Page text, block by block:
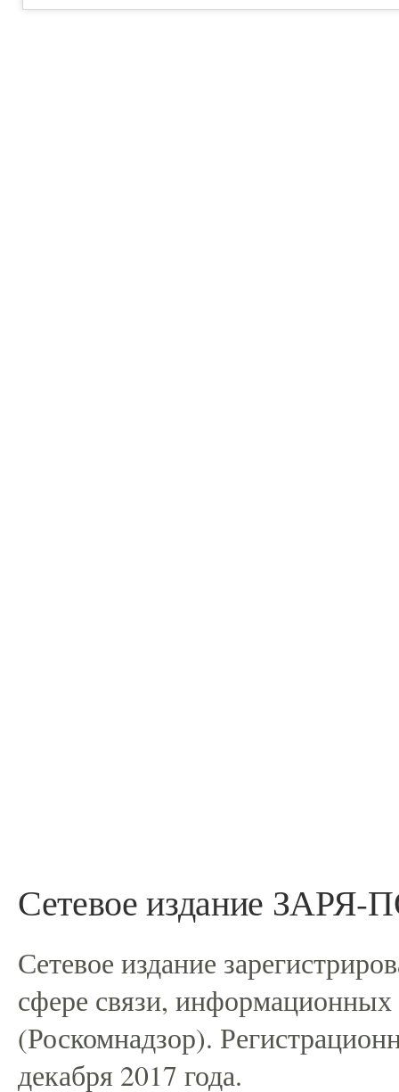
Сетевое издание
Сетевое издание
сфере связи,
(Роскомнадзор).
декабря 2017 года.